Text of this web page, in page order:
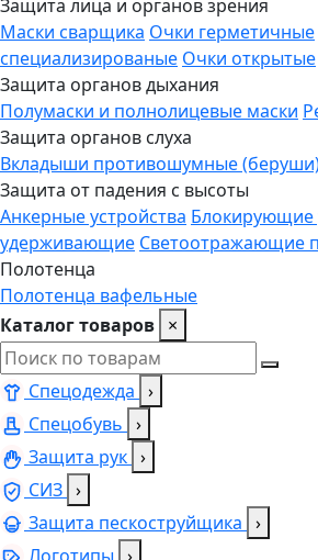
Защита лица и органов зрения
Маски сварщика Очки герметичные
специализированые Очки открытые
Защита органов дыхания
Полумаски и полнолицевые маски
Защита органов слуха
Вкладыши противошумные
Защита от падения с высоты
Анкерные устройства Блокирующие
удерживающие Светоотражающие
Полотенца
Полотенца вафельные
Каталог товаров ×
Спецодежда ›
Спецобувь ›
Защита рук ›
СИЗ ›
Защита пескоструйщика ›